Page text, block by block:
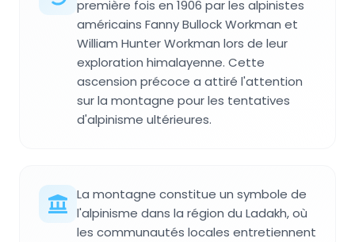
première fois en 1906 par les alpinistes
américains Fanny Bullock Workman et
William Hunter Workman lors de leur
exploration himalayenne. Cette
ascension précoce a attiré l'attention
sur la montagne pour les tentatives
d'alpinisme ultérieures.
La montagne constitue un symbole de
l'alpinisme dans la région du Ladakh, où
les communautés locales entretiennent